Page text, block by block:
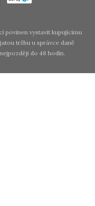
povinen vystavit kupujícímu
tržbu u správce daně
do 48 hodin.